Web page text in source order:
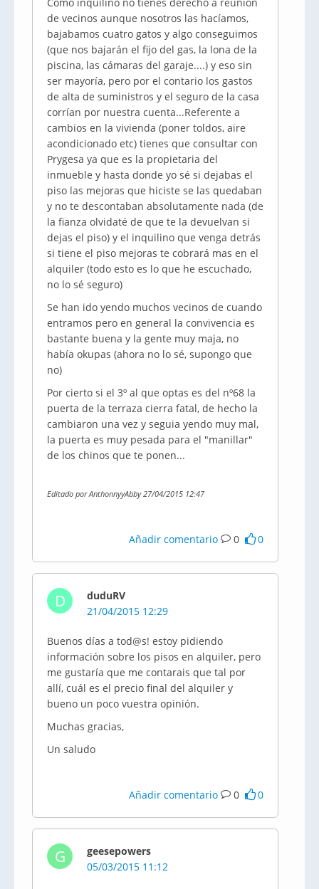
de vecinos aunque nosotros las hacíamos,
bajabamos cuatro gatos y algo conseguimos
(que nos bajarán el fijo del gas, la lona de la
piscina, las cámaras del garaje....) y eso sin
ser mayoría, pero por el contario los gastos
de alta de suministros y el seguro de la casa
corrían por nuestra cuenta...Referente a
cambios en la vivienda (poner toldos, aire
acondicionado etc) tienes que consultar con
Prygesa ya que es la propietaria del
inmueble y hasta donde yo sé si dejabas el
piso las mejoras que hiciste se las quedaban
y no te descontaban absolutamente nada (de
la fianza olvidaté de que te la devuelvan si
dejas el piso) y el inquilino que venga detrás
si tiene el piso mejoras te cobrará mas en el
alquiler (todo esto es lo que he escuchado,
no lo sé seguro)
Se han ido yendo muchos vecinos de cuando
entramos pero en general la convivencia es
bastante buena y la gente muy maja, no
había okupas (ahora no lo sé, supongo que
no)
Por cierto si el 3º al que optas es del nº68 la
puerta de la terraza cierra fatal, de hecho la
cambiaron una vez y seguia yendo muy mal,
la puerta es muy pesada para el "manillar"
de los chinos que te ponen...
Editado por AnthonnyyAbby 27/04/2015 12:47
Añadir comentario 0 0
D
duduRV
21/04/2015 12:29
Buenos días a tod@s! estoy pidiendo
información sobre los pisos en alquiler, pero
me gustaría que me contarais que tal por
allí, cuál es el precio final del alquiler y
bueno un poco vuestra opinión.
Muchas gracias,
Un saludo
Añadir comentario 0 0
G
geesepowers
05/03/2015 11:12